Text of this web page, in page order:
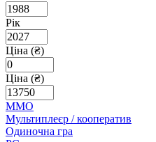
Рік
Ціна (₴)
Ціна (₴)
MMO
Мультиплеєр / кооператив
Одиночна гра